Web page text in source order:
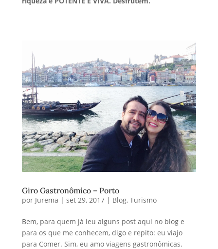
Giro Gastronômico – Porto
por Jurema | set 29, 2017| Blog, Turismo
Bem, para quem já leu alguns post aqui no blog e
para os que me conhecem, digo e repito: eu viajo
para Comer. Sim, eu amo viagens gastronômicas.